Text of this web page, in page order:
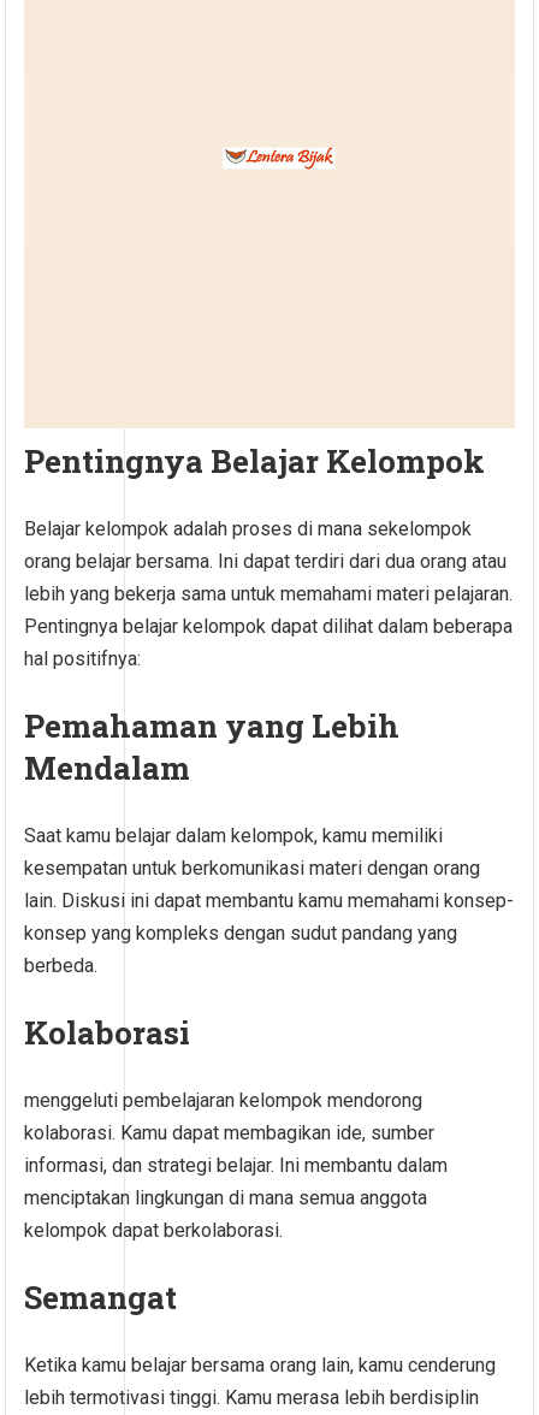
Pentingnya Belajar Kelompok
Belajar kelompok adalah proses di mana sekelompok
orang belajar bersama. Ini dapat terdiri dari dua orang atau
lebih yang bekerja sama untuk memahami materi pelajaran.
Pentingnya belajar kelompok dapat dilihat dalam beberapa
hal positifnya:
Pemahaman yang Lebih
Mendalam
Saat kamu belajar dalam kelompok, kamu memiliki
kesempatan untuk berkomunikasi materi dengan orang
lain. Diskusi ini dapat membantu kamu memahami konsep-
konsep yang kompleks dengan sudut pandang yang
berbeda.
Kolaborasi
menggeluti pembelajaran kelompok mendorong
kolaborasi. Kamu dapat membagikan ide, sumber
informasi, dan strategi belajar. Ini membantu dalam
menciptakan lingkungan di mana semua anggota
kelompok dapat berkolaborasi.
Semangat
Ketika kamu belajar bersama orang lain, kamu cenderung
lebih termotivasi tinggi. Kamu merasa lebih berdisiplin